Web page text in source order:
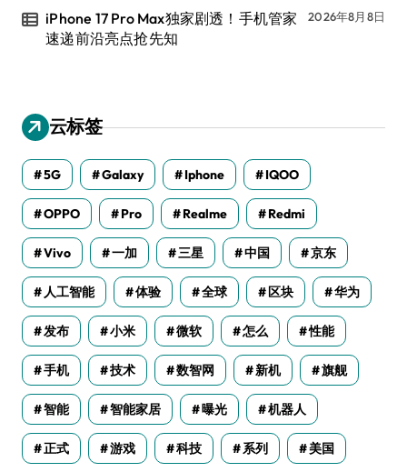
iPhone 17 Pro Max独家剧透！手机管家
速递前沿亮点抢先知
2026年8月8日
云标签
5G Galaxy Iphone IQOO
OPPO Pro Realme Redmi
Vivo 一加 三星 中国 京东
人工智能 体验 全球 区块 华为
发布 小米 微软 怎么 性能
手机 技术 数智网 新机 旗舰
智能 智能家居 曝光 机器人
正式 游戏 科技 系列 美国